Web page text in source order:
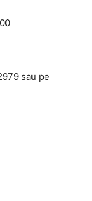
sau pe